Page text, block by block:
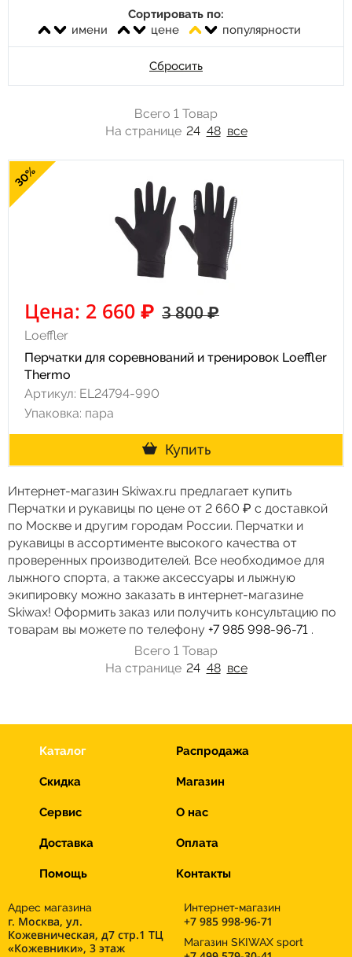
Сортировать по:
имени
цене популярности
Сбросить
Всего 1 Товар
На странице 24 48 все
30%
Цена: 2 660 ₽ 3 800 ₽
Loeffler
Перчатки для соревнований и тренировок Loeffler
Thermo
Артикул: EL24794-990
Упаковка: пара
Купить
Интернет-магазин Skiwax.ru предлагает купить
Перчатки и рукавицы по цене от 2 660 ₽ с доставкой
по Москве и другим городам России. Перчатки и
рукавицы в ассортименте высокого качества от
проверенных производителей. Все необходимое для
лыжного спорта, а также аксессуары и лыжную
экипировку можно заказать в интернет-магазине
Skiwax! Оформить заказ или получить консультацию по
товарам вы можете по телефону +7 985 998-96-71 .
Всего 1 Товар
На странице 24 48 все
Каталог Распродажа
Скидка Магазин
Сервис О нас
Доставка Оплата
Помощь Контакты
Адрес магазина
г. Москва, ул.
Кожевническая, д7 стр.1 ТЦ
«Кожевники», 3 этаж
Интернет-магазин
+7 985 998-96-71
Магазин SKIWAX sport